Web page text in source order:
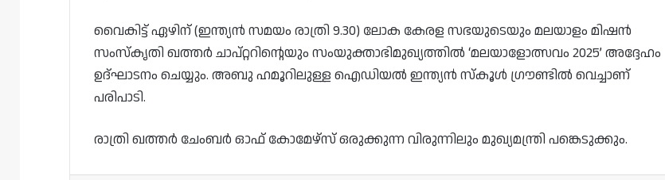
വൈകിട്ട് ഏഴിന് (ഇന്ത്യന്‍ സമയം രാത്രി 9.30) ലോക കേരള സഭയുടെയും മലയാളം മിഷന്‍
സംസ്‌കൃതി ഖത്തര്‍ ചാപ്റ്ററിന്റെയും സംയുക്താഭിമുഖ്യത്തില്‍ ‘മലയാളോത്സവം 2025’ അദ്ദേഹം
ഉദ്ഘാടനം ചെയ്യും. അബു ഹമൂറിലുള്ള ഐഡിയല്‍ ഇന്ത്യന്‍ സ്‌കൂള്‍ ഗ്രൗണ്ടില്‍ വെച്ചാണ്
പരിപാടി.
രാത്രി ഖത്തര്‍ ചേംബര്‍ ഓഫ് കോമേഴ്സ് ഒരുക്കുന്ന വിരുന്നിലും മുഖ്യമന്ത്രി പങ്കെടുക്കും.